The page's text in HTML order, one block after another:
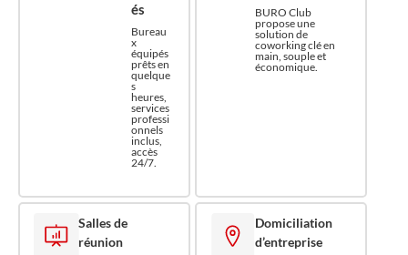
és
Bureau
x
équipés
prêts en
quelque
s
heures,
services
professi
onnels
inclus,
accès
24/7.
BURO Club
propose une
solution de
coworking clé en
main, souple et
économique.
Salles de
réunion
Domiciliation
d’entreprise